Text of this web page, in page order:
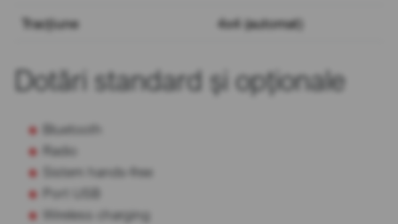
Tracțiune 4x4 (automat)
Dotări standard și opționale
Bluetooth
Radio
Sistem hands-free
Port USB
Wireless charging